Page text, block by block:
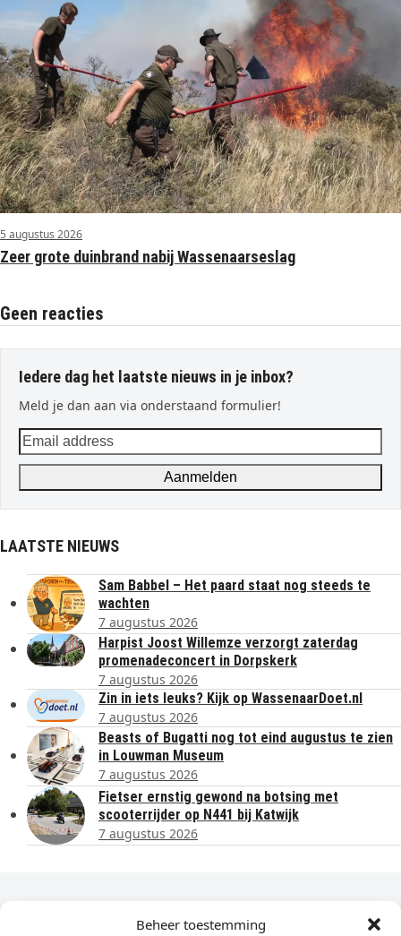
Beheer toestemming
5 augustus 2026
Zeer grote duinbrand nabij Wassenaarseslag
Geen reacties
Iedere dag het laatste nieuws in je inbox?
Meld je dan aan via onderstaand formulier!
Email
address
Aanmelden
LAATSTE NIEUWS
Sam Babbel – Het paard staat nog steeds te
wachten
7 augustus 2026
Harpist Joost Willemze verzorgt zaterdag
promenadeconcert in Dorpskerk
7 augustus 2026
Zin in iets leuks? Kijk op WassenaarDoet.nl
7 augustus 2026
Beasts of Bugatti nog tot eind augustus te zien
in Louwman Museum
7 augustus 2026
Fietser ernstig gewond na botsing met
scooterrijder op N441 bij Katwijk
7 augustus 2026
Dagelijks het laatste nieuws in je e-mail?